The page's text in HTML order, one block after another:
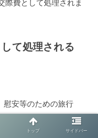
際費として処理されま
て処理される
慰安等のための旅行
旅行
トップ サイドバー